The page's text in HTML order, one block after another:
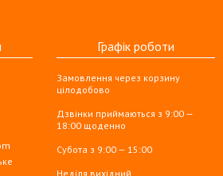
Графік роботи
Замовлення через корзину
цілодобово
Дзвінки приймаються з 9:00 —
18:00 щоденно
Субота з 9:00 — 15:00
Неділя вихідний